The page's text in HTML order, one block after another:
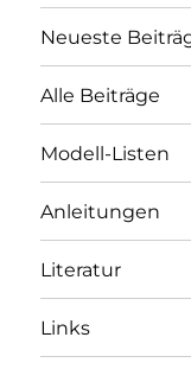
Neueste
Alle Beiträge
Modell-Listen
Anleitungen
Literatur
Links